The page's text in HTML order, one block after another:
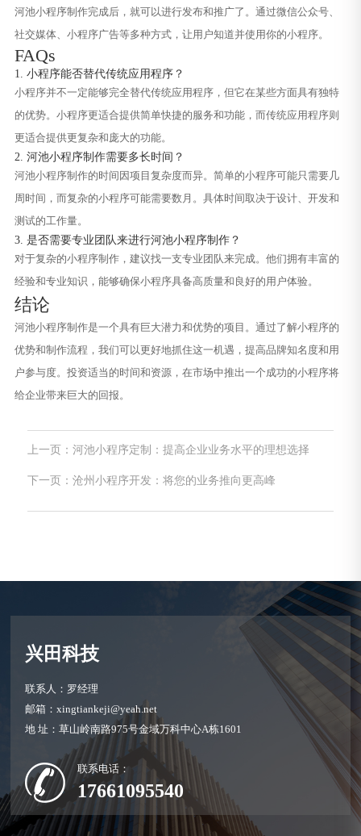
河池小程序制作完成后，就可以进行发布和推广了。通过微信公众号、
社交媒体、小程序广告等多种方式，让用户知道并使用你的小程序。
FAQs
1. 小程序能否替代传统应用程序？
小程序并不一定能够完全替代传统应用程序，但它在某些方面具有独特
的优势。小程序更适合提供简单快捷的服务和功能，而传统应用程序则
更适合提供更复杂和庞大的功能。
2. 河池小程序制作需要多长时间？
河池小程序制作的时间因项目复杂度而异。简单的小程序可能只需要几
周时间，而复杂的小程序可能需要数月。具体时间取决于设计、开发和
测试的工作量。
3. 是否需要专业团队来进行河池小程序制作？
对于复杂的小程序制作，建议找一支专业团队来完成。他们拥有丰富的
经验和专业知识，能够确保小程序具备高质量和良好的用户体验。
结论
河池小程序制作是一个具有巨大潜力和优势的项目。通过了解小程序的
优势和制作流程，我们可以更好地抓住这一机遇，提高品牌知名度和用
户参与度。投资适当的时间和资源，在市场中推出一个成功的小程序将
给企业带来巨大的回报。
上一页：河池小程序定制：提高企业业务水平的理想选择
下一页：沧州小程序开发：将您的业务推向更高峰
兴田科技
联系人：罗经理
邮箱：xingtiankeji@yeah.net
地 址：草山岭南路975号金域万科中心A栋1601
联系电话：
17661095540